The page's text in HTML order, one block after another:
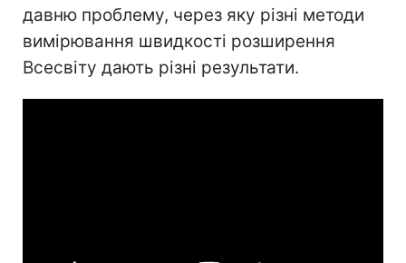
давню проблему, через яку різні методи
вимірювання швидкості розширення
Всесвіту дають різні результати.